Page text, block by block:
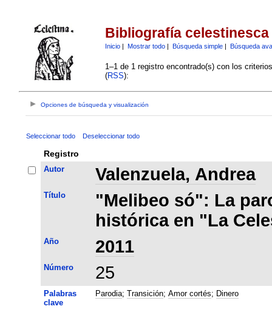
Bibliografía celestinesca
Inicio| Mostrar todo| Búsqueda simple| Búsqueda
1–1 de 1 registro encontrado(s) con los
(RSS):
Opciones de búsqueda y visualización
Seleccionar todo Deseleccionar todo
Registro
Autor Valenzuela, Andrea
Título
"Melibeo só": La
histórica en "La
Año 2011
Número 25
Palabras
clave
Parodia; Transición; Amor cortés; Dinero